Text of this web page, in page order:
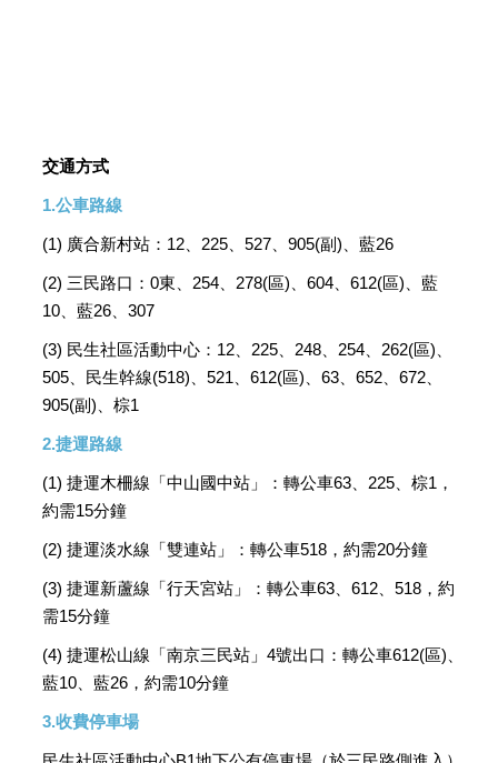
交通方式
1.公車路線
(1) 廣合新村站：12、225、527、905(副)、藍26
(2) 三民路口：0東、254、278(區)、604、612(區)、藍
10、藍26、307
(3) 民生社區活動中心：12、225、248、254、262(區)、
505、民生幹線(518)、521、612(區)、63、652、672、
905(副)、棕1
2.捷運路線
(1) 捷運木柵線「中山國中站」：轉公車63、225、棕1，
約需15分鐘
(2) 捷運淡水線「雙連站」：轉公車518，約需20分鐘
(3) 捷運新蘆線「行天宮站」：轉公車63、612、518，約
需15分鐘
(4) 捷運松山線「南京三民站」4號出口：轉公車612(區)、
藍10、藍26，約需10分鐘
3.收費停車場